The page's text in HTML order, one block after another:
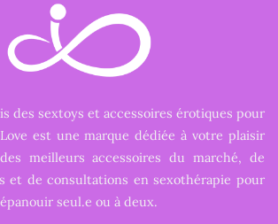
des sextoys et accessoires érotiques pour
est une marque dédiée à votre plaisir
meilleurs accessoires du marché, de
et de consultations en sexothérapie pour
seul.e ou à deux.